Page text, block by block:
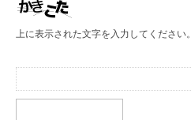
上に表示された文字を入力してください。